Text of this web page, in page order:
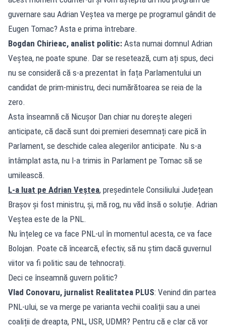
guvernare sau Adrian Veștea va merge pe programul gândit de
Eugen Tomac? Asta e prima întrebare.
Bogdan Chirieac, analist politic: Asta numai domnul Adrian
Veștea, ne poate spune. Dar se resetează, cum ați spus, deci
nu se consideră că s-a prezentat în fața Parlamentului un
candidat de prim-ministru, deci numărătoarea se reia de la
zero.
Asta înseamnă că Nicușor Dan chiar nu dorește alegeri
anticipate, că dacă sunt doi premieri desemnați care pică în
Parlament, se deschide calea alegerilor anticipate. Nu s-a
întâmplat asta, nu l-a trimis în Parlament pe Tomac să se
umilească.
L-a luat pe Adrian Veștea, președintele Consiliului Județean
Brașov și fost ministru, și, mă rog, nu văd însă o soluție. Adrian
Veștea este de la PNL.
Nu înțeleg ce va face PNL-ul în momentul acesta, ce va face
Bolojan. Poate că încearcă, efectiv, să nu știm dacă guvernul
viitor va fi politic sau de tehnocrați.
Deci ce înseamnă guvern politic?
Vlad Conovaru, jurnalist Realitatea PLUS: Venind din partea
PNL-ului, se va merge pe varianta vechii coaliții sau a unei
coaliții de dreapta, PNL, USR, UDMR? Pentru că e clar că vor